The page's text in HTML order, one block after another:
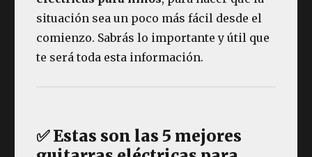
situación sea un poco más fácil desde el
comienzo. Sabrás lo importante y útil que
te será toda esta información.
✅ Estas son las 5 mejores